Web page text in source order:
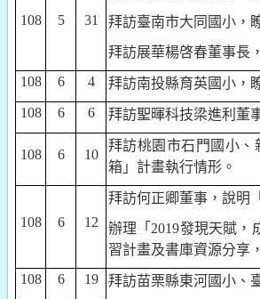
108 5 31
拜訪臺南市大同國小，
拜訪展華楊啓春董事長
108
6 4
拜訪南投縣育英國小，
108
6 6 拜訪聖暉科技梁進利董
108 6 10
拜訪桃園市石門國小
箱」計畫執行情形。
108 6 12
拜訪何正卿董事，說明
辦理「 2019發現天賦，
習計畫及書庫資源分享
108
6 19 拜訪苗栗縣東河國小、